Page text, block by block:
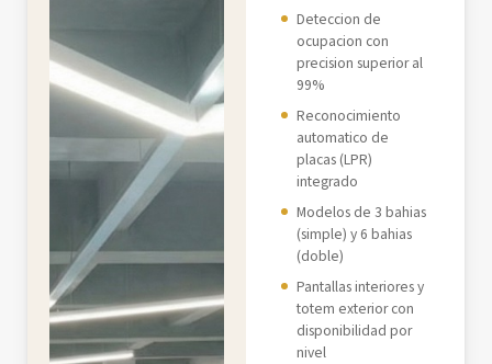
Deteccion de
ocupacion con
precision superior al
99%
Reconocimiento
automatico de
placas (LPR)
integrado
Modelos de 3 bahias
(simple) y 6 bahias
(doble)
Pantallas interiores y
totem exterior con
disponibilidad por
nivel